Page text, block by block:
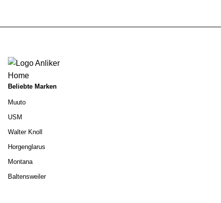
Beliebte Marken
Muuto
USM
Walter Knoll
Horgenglarus
Montana
Baltensweiler